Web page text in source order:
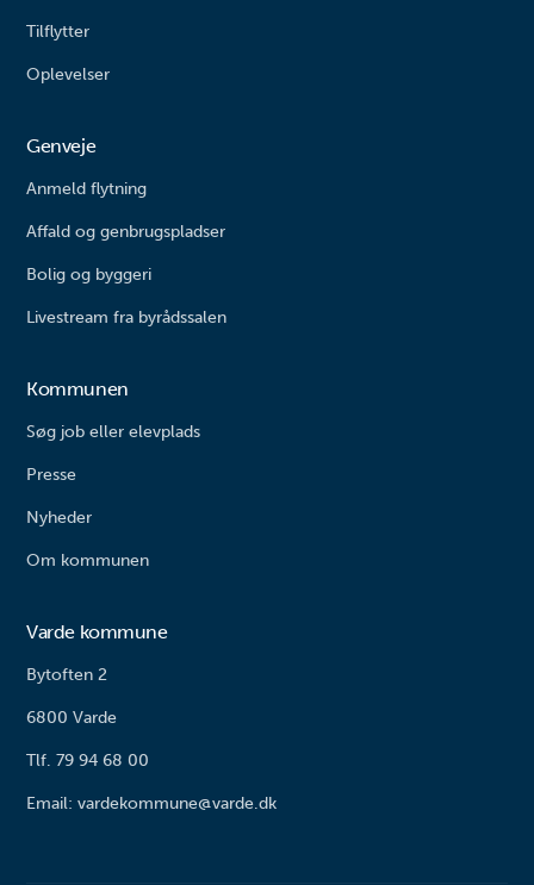
Tilflytter
Oplevelser
Genveje
Anmeld flytning
Affald og genbrugspladser
Bolig og byggeri
Livestream fra byrådssalen
Kommunen
Søg job eller elevplads
Presse
Nyheder
Om kommunen
Varde kommune
Bytoften 2
6800 Varde
Tlf. 79 94 68 00
Email: vardekommune@varde.dk